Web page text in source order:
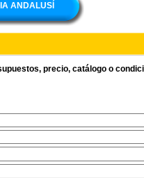
ANDALUSÍ
precio, catálogo o